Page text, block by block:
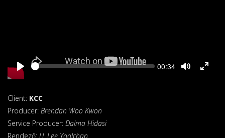
Seek Current
00:34
Client: KCC
Producer: Brendan Woo Kwon
Service Producer: Dalma Hidasi
Rendező: J.J. Lee Yoolchan